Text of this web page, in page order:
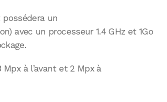
possédera un
avec un processeur 1.4 GHz et 1Go
à l’avant et 2 Mpx à